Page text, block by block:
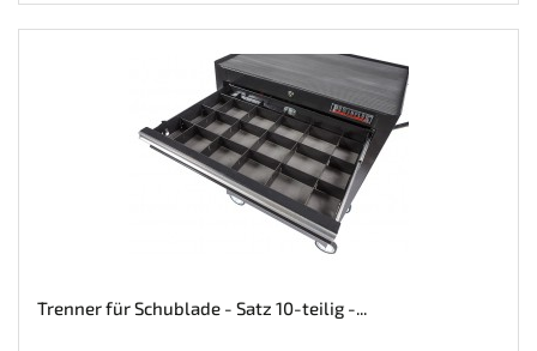
Trenner für Schublade - Satz 10-teilig -...